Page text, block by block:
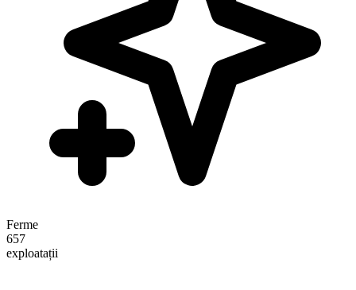
Ferme
657
exploatații